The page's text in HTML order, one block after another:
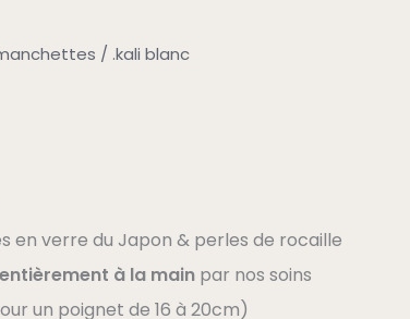
/ .kali blanc
en verre du Japon & perles de rocaille
à la main par nos soins
un poignet de 16 à 20cm)